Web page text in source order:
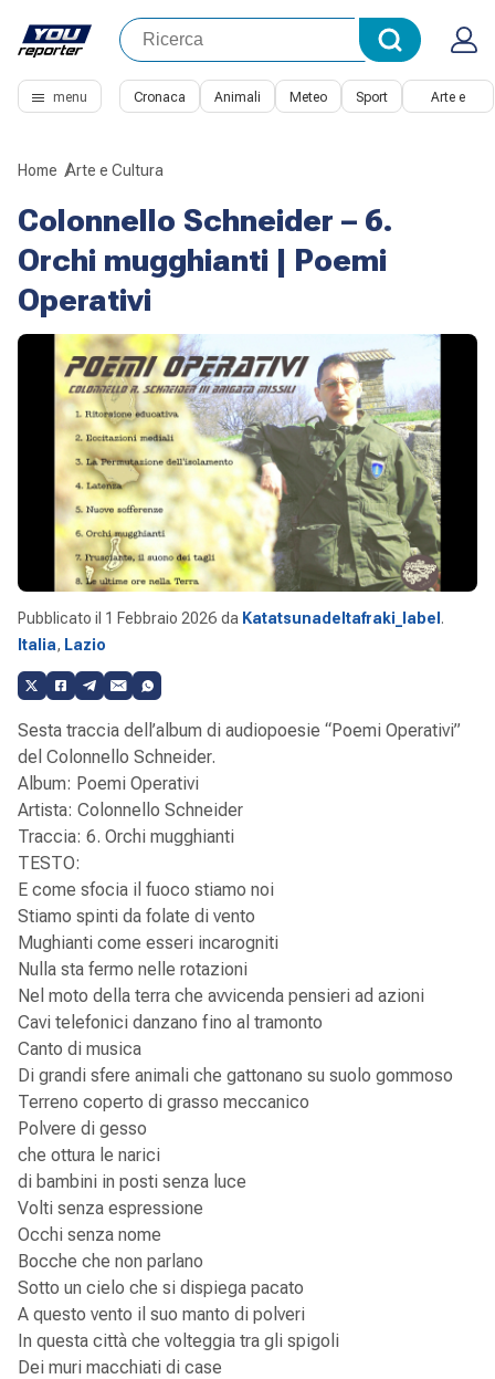
menu Cronaca Animali Meteo Sport Arte e
Home Arte e Cultura
Colonnello Schneider – 6.
Orchi mugghianti | Poemi
Operativi
Pubblicato il 1 Febbraio 2026 da Katatsunadeltafraki_label .
Italia, Lazio
Sesta traccia dell’album di audiopoesie “Poemi Operativi”
del Colonnello Schneider.
Album: Poemi Operativi
Artista: Colonnello Schneider
Traccia: 6. Orchi mugghianti
TESTO:
E come sfocia il fuoco stiamo noi
Stiamo spinti da folate di vento
Mughianti come esseri incarogniti
Nulla sta fermo nelle rotazioni
Nel moto della terra che avvicenda pensieri ad azioni
Cavi telefonici danzano fino al tramonto
Canto di musica
Di grandi sfere animali che gattonano su suolo gommoso
Terreno coperto di grasso meccanico
Polvere di gesso
che ottura le narici
di bambini in posti senza luce
Volti senza espressione
Occhi senza nome
Bocche che non parlano
Sotto un cielo che si dispiega pacato
A questo vento il suo manto di polveri
In questa città che volteggia tra gli spigoli
Dei muri macchiati di case